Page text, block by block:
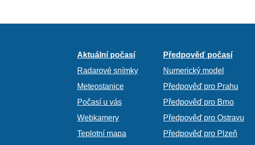
Aktuální počasí
Radarové snímky
Meteostanice
Počasí u vás
Webkamery
Teplotní mapa
Předpověď počasí
Numerický model
Předpověď pro Prahu
Předpověď pro Brno
Předpověď pro Ostravu
Předpověď pro Plzeň